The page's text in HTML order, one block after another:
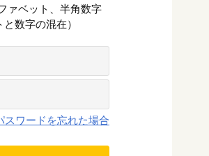
ァベット、半角数字
数字の混在）
スワードを忘れた場合